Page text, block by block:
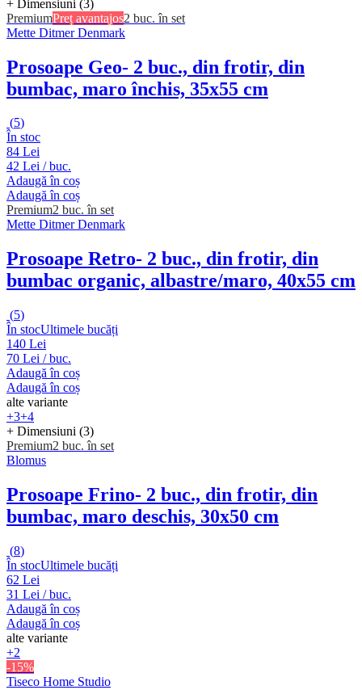
+ Dimensiuni (3)
PremiumPreț avantajos2 buc. în set
Mette Ditmer Denmark
Prosoape Geo- 2 buc., din frotir, din
bumbac, maro închis, 35x55 cm
(5)
În stoc
84 Lei
42 Lei / buc.
Adaugă în coș
Adaugă în coș
Premium2 buc. în set
Mette Ditmer Denmark
Prosoape Retro- 2 buc., din frotir, din
bumbac organic, albastre/maro, 40x55 cm
(5)
În stocUltimele bucăți
140 Lei
70 Lei / buc.
Adaugă în coș
Adaugă în coș
alte variante
+3+4
+ Dimensiuni (3)
Premium2 buc. în set
Blomus
Prosoape Frino- 2 buc., din frotir, din
bumbac, maro deschis, 30x50 cm
(8)
În stocUltimele bucăți
62 Lei
31 Lei / buc.
Adaugă în coș
Adaugă în coș
alte variante
+2
-15%
Tiseco Home Studio